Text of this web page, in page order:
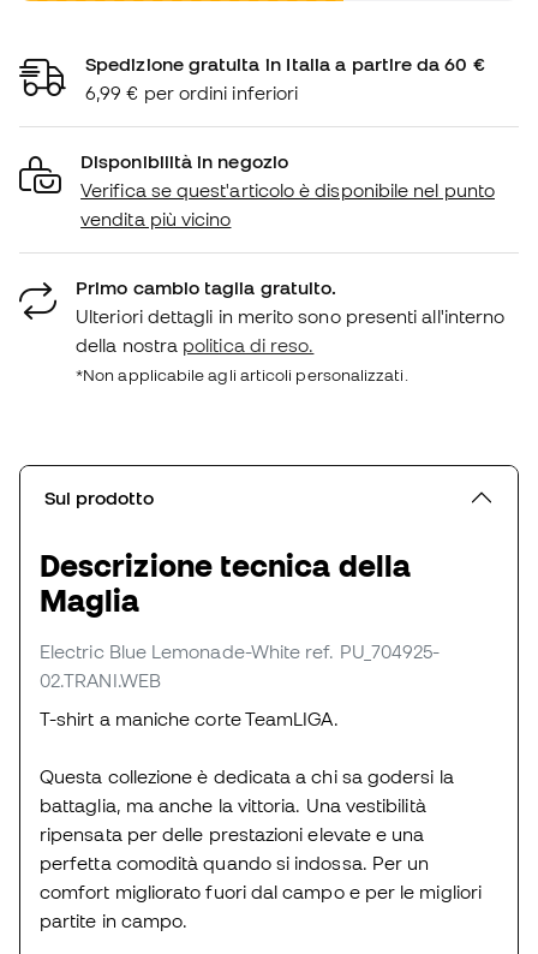
Spedizione gratuita in Italia a partire da 60 €
6,99 € per ordini inferiori
Disponibilità in negozio
Verifica se quest'articolo è disponibile nel punto
vendita più vicino
Primo cambio taglia gratuito.
Ulteriori dettagli in merito sono presenti all'interno
della nostra politica di reso.
*Non applicabile agli articoli personalizzati.
Sul prodotto
Descrizione tecnica della
Maglia
Electric Blue Lemonade-White ref. PU_704925-
02.TRANI.WEB
T-shirt a maniche corte TeamLIGA.
Questa collezione è dedicata a chi sa godersi la
battaglia, ma anche la vittoria. Una vestibilità
ripensata per delle prestazioni elevate e una
perfetta comodità quando si indossa. Per un
comfort migliorato fuori dal campo e per le migliori
partite in campo.